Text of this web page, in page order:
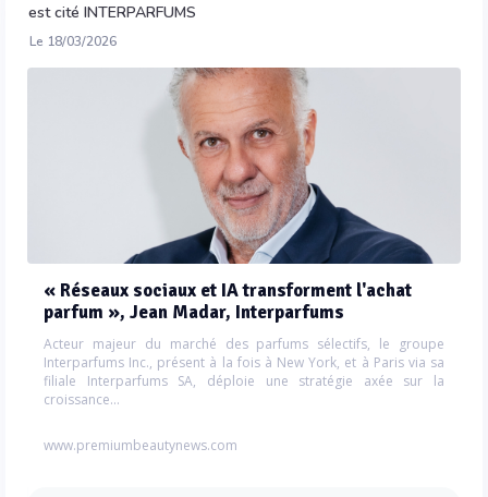
est cité INTERPARFUMS
Le 18/03/2026
« Réseaux sociaux et IA transforment l'achat
parfum », Jean Madar, Interparfums
Acteur majeur du marché des parfums sélectifs, le groupe
Interparfums Inc., présent à la fois à New York, et à Paris via sa
filiale Interparfums SA, déploie une stratégie axée sur la
croissance...
www.premiumbeautynews.com